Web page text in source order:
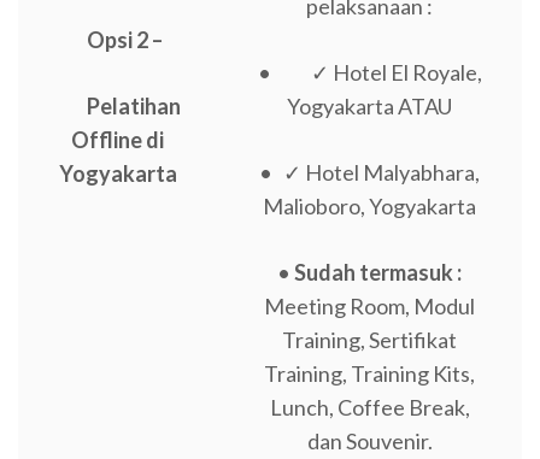
Opsi 2 –
Pelatihan
Offline di
Yogyakarta
pelaksanaan :
• ✓ Hotel El Royale,
Yogyakarta ATAU
• ✓ Hotel Malyabhara,
Malioboro, Yogyakarta
• Sudah termasuk :
Meeting Room, Modul
Training, Sertifikat
Training, Training Kits,
Lunch, Coffee Break,
dan Souvenir.